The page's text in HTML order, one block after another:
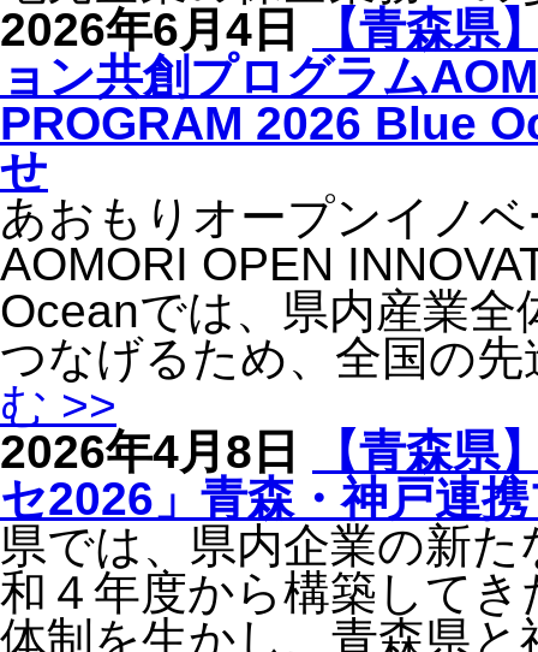
2026年6月4日
【青森県
ョン共創プログラム
PROGRAM 2026 Blue
せ
あおもりオープンイノ
AOMORI OPEN
Oceanでは、県内産業
つなげるため、全国の
む >>
2026年4月8日
【青森県
セ2026」青森・神戸連
県では、県内企業の新
和４年度から構築して
体制を生かし、青森県